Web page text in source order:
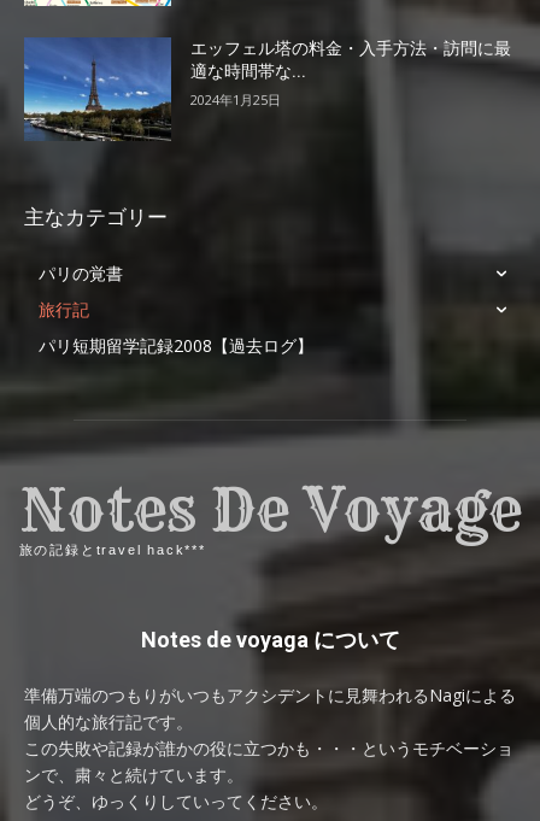
エッフェル塔の料金・入手方法・訪問に最
適な時間帯な...
2024年1月25日
主なカテゴリー
パリの覚書
旅行記
パリ短期留学記録2008【過去ログ】
Notes De Voyage
旅の記録とtravel hack***
Notes de voyaga について
準備万端のつもりがいつもアクシデントに見舞われるNagiによる
個人的な旅行記です。
この失敗や記録が誰かの役に立つかも・・・というモチベーショ
ンで、粛々と続けています。
どうぞ、ゆっくりしていってください。